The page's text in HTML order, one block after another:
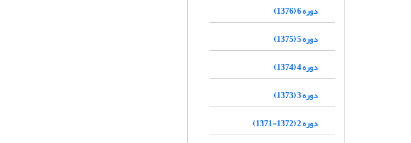
دوره 6 (1376)
دوره 5 (1375)
دوره 4 (1374)
دوره 3 (1373)
دوره 2 (1372-1371)